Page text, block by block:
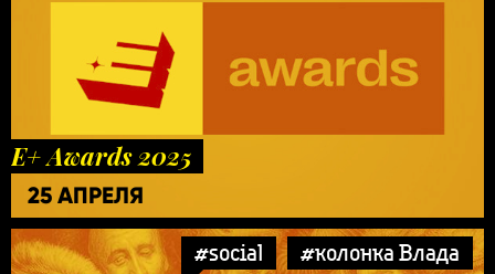
E+ Awards 2025
25 АПРЕЛЯ
#social
#колонка Влада